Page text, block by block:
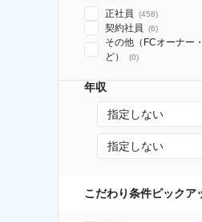
正社員 (458)
契約社員 (6)
その他（FCオーナー
ど）
(0)
年収
指定しない
指定しない
こだわり条件ピックア